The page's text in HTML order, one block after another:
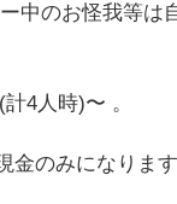
中のお怪我等は
4人時)〜 。
のみになります